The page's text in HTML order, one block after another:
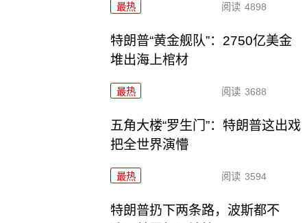
最热 阅读 4898
特朗普“黄金舰队”：2750亿美金
堆出海上棺材
最热 阅读 3688
五角大楼“罗生门”：特朗普这出戏
把全世界演懵
最热 阅读 3594
特朗普扔下两条路，波斯都不